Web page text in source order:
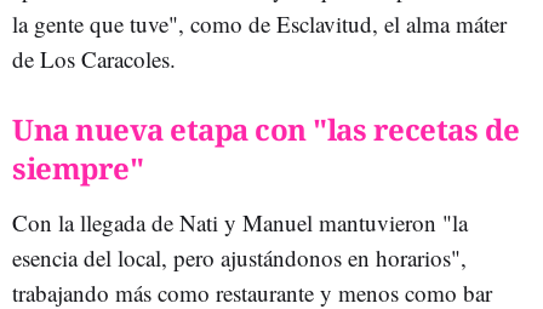
la gente que tuve", como de Esclavitud, el alma máter
de Los Caracoles.
Una nueva etapa con "las recetas de
siempre"
Con la llegada de Nati y Manuel mantuvieron "la
esencia del local, pero ajustándonos en horarios",
trabajando más como restaurante y menos como bar